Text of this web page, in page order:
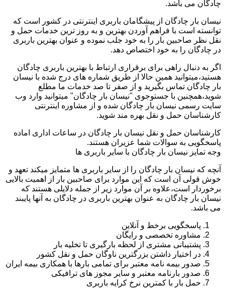
چادگان می باشد.
نیسان بار چادگان از پیشگامان باربری اینترنتی در کشور است که
توانسته است با فراهم آوردن بهترین و به روز ترین خدمات حمل و
نقل نظر صاحبین بار را به خود جلب نموده و عنوان بهترین باربری
در چادگان را به خود اختصاص دهد.
اگر به دنبال راهی برای برقراری ارتباط با بهترین باربری چادگان
هستید،میتوانید همین حالا از طریق شماره های درج شده با نیسان
بار چادگان تماس بگیرید و از صفر تا صد خدمات ما مطلع
شوید،همچنین با جستوجوی "نیسان بار چادگان" میتوانید وارد وب
سایت رسمی نیسان بار چادگان شده و از مشاوره اینترنتی
کارشناسان حمل و نقل بهره مند شوید.
کارشناسان حمل و نقل نیسان بار چادگان در ساعات اداری اماده
پاسخگویی به سوالات شما عزیران هستند.
وجه تمایز نیسان بار چادگان با سایر باربری ها
آنچه که نیسان بار چادگان را از سایر باربری ها متمایز میکند تعهد و
خوش قولی آن است که این موارد برای صاحبین بار از اهمیت بالایی
برخوردار است،علاوه بر آن موارد زیر از جمله دلایلی هستند که
نیسان بار چادگان به عنوان بهترین باربری در چادگان به آنها پایبند
می باشد.
پاسخگویی برخط و آنلاین
مشاوره تخصصی و رایگان
پشتیبانی مشتری از لحظه بارگیری تا تخلیه بار
در اختیار داشتن بزرگترین ناوگان حمل و نقل کشور
صدور بیمه نامه معتبر برای تمامی بارها با همکاری بیمه ایران
صدور بارنامه معتبر و سایر مجوز های ترافیکی
حمل بار با کمترین نرخ کرایه باربری